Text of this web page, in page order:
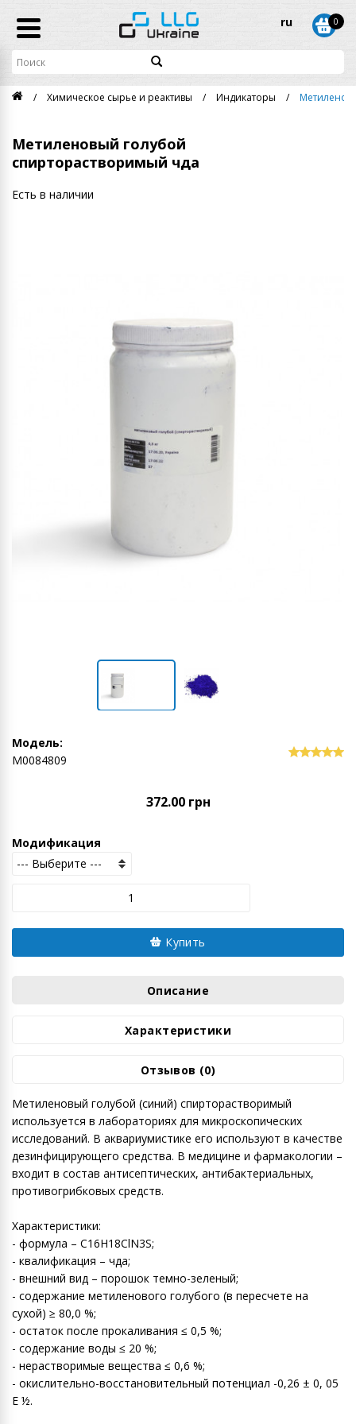
ru 0
Химическое сырье и реактивы Индикаторы
Метиленовый голубой
спирторастворимый чда
Есть в наличии
Модель:
М0084809
372.00 грн
Модификация
Купить
Описание
Характеристики
Отзывов (0)
Метиленовый голубой (синий) спирторастворимый
используется в лабораториях для микроскопических
исследований. В аквариумистике его используют в качестве
дезинфицирующего средства. В медицине и фармакологии –
входит в состав антисептических, антибактериальных,
противогрибковых средств.
Характеристики:
- формула – C16H18ClN3S;
- квалификация – чда;
- внешний вид – порошок темно-зеленый;
- содержание метиленового голубого (в пересчете на
сухой) ≥ 80,0 %;
- остаток после прокаливания ≤ 0,5 %;
- содержание воды ≤ 20 %;
- нерастворимые вещества ≤ 0,6 %;
- окислительно-восстановительный потенциал -0,26 ± 0, 05
Е ½.